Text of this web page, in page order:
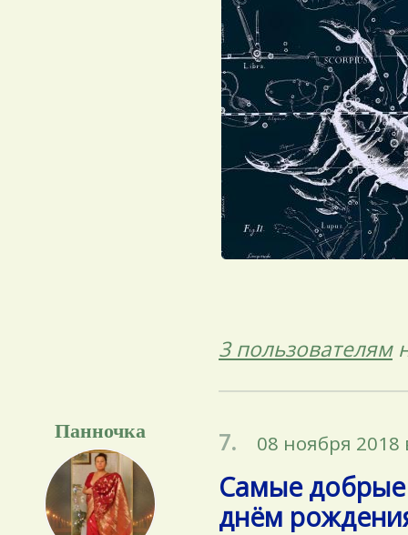
3 пользователям
Панночка 7. 08 ноября 2018
Самые
днём